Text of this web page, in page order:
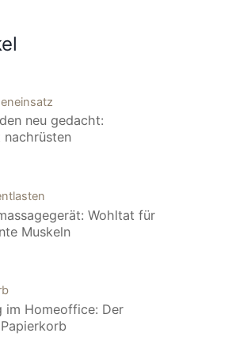
neu gedacht:
nachrüsten
Wohltat für
Muskeln
im Homeoffice: Der